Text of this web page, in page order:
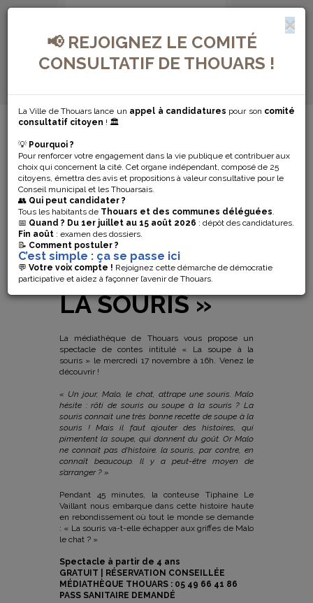
📢 REJOIGNEZ LE COMITÉ
CONSULTATIF DE THOUARS !
La Ville de Thouars lance un appel à candidatures pour son comité
consultatif citoyen ! 🏛️
💡 Pourquoi ?
Pour renforcer votre engagement dans la vie publique et contribuer aux
choix qui concernent la cité. Cet organe indépendant, composé de 25
citoyens, émettra des avis et propositions à valeur consultative pour le
Conseil municipal et les Thouarsais.
👥 Qui peut candidater ?
Tous les habitants de Thouars et des communes déléguées.
📅 Quand ? Du 1er juillet au 15 août 2026 : dépôt des candidatures.
Fin août : examen des dossiers.
📝 Comment postuler ?
C’est simple : ça se passe ici
💬 Votre voix compte ! Rejoignez cette démarche de démocratie
participative et aidez à façonner l’avenir de Thouars.
MENU DE NAVIGATION...
UN SPECTACLE
POUR ENFANT
À LA
MÉDIATHÈQUE
– « LA SOUPE À
LA SOURIS »
La médiathèque de Thouars vous propose un
spectacle de contes intitulé « La soupe à la
souris » le mercredi 17 novembre à 16h. Venez le
découvrir !
« Un jour, Malo, le chat, attrape une souris. Malo
hésite : rôti de souris ou soupe à la souris ? La
souris connait une très bonne recette de soupe à la
souris ! Mais il faut ajouter des histoires, qui
pimentent la soupe, qui donnent du goût. Or Malo
ne connait pas d’histoire. la souris, par contre, en
connaît beaucoup. Il y a peut-être moyen de
s’arranger ? »
Pendant 45 minutes, la conteuse Tiphaine Le
Vaillant nous embarque dans cette histoire haute
en rebondissement où tout le monde se demande
: « La souris va-t-elle échapper aux griffes de Malo
le chat ? »
Spectacle à partir de 4 ans
GRATUIT | RÉSERVATION CONSEILLÉE
MÉDIATHÈQUE THOUARS : 05 49 66 41 86
PASS SANITAIRE DEMANDÉ